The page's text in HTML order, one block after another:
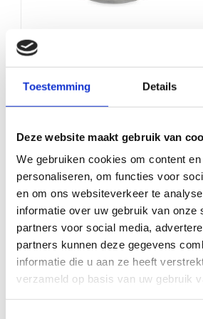
Toestemming Details
Deze website maakt gebruik van
We gebruiken cookies om content
personaliseren, om functies voor
en om ons websiteverkeer te
informatie over uw gebruik van onze
partners voor social media,
partners kunnen deze gegevens
informatie die u aan ze heeft
verzameld op basis van uw gebruik
Toepassing
Product Type
Geschikt voor Lucht-
Aluminium
Rooster in- opbouw
Brandwerend rond lamellenrooster
Ø100mm - High Performance
Artikelnr.: G8HP-R100
Maak uw klus compleet met deze